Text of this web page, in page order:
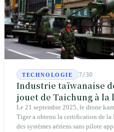
TECHNOLOGIE 7/30
Industrie taïwanaise
jouet de Taichung à
d'entrée pour
Le 21 septembre 2025, le drone
Tiger a obtenu la certification de
des systèmes aériens sans pilote